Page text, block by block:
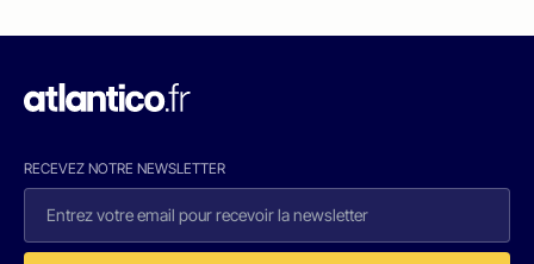
RECEVEZ NOTRE NEWSLETTER